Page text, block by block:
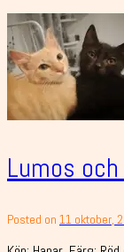
Lumos
Posted on 11 oktober,